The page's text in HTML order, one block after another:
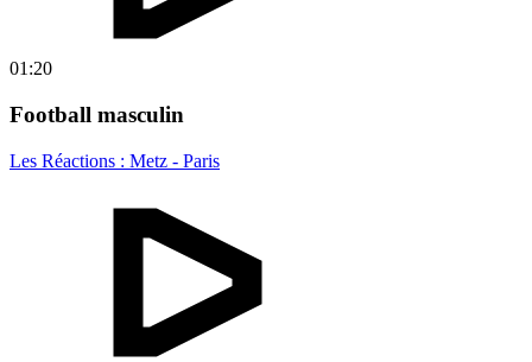
01:20
Football masculin
Les Réactions : Metz - Paris